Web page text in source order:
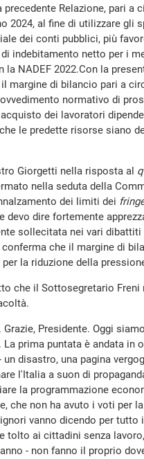
Relazione, pari a
2024, al fine di utilizzare gli
dei conti pubblici, più
indebitamento netto per i
NADEF 2022.Con la
margine di bilancio pari a
normativo di
dei lavoratori
le predette risorse siano
Giorgetti nella risposta al
nella seduta della
dei limiti dei
devo dire fortemente
sollecitata nei vari
che il margine di
la riduzione della
che il Sottosegretario
Grazie, Presidente. Oggi
La prima puntata è andata
disastro, una pagina
l'Italia a suon di
la programmazione
che non ha avuto i voti per
vanno dicendo per
tolto ai cittadini senza
- non fanno il proprio